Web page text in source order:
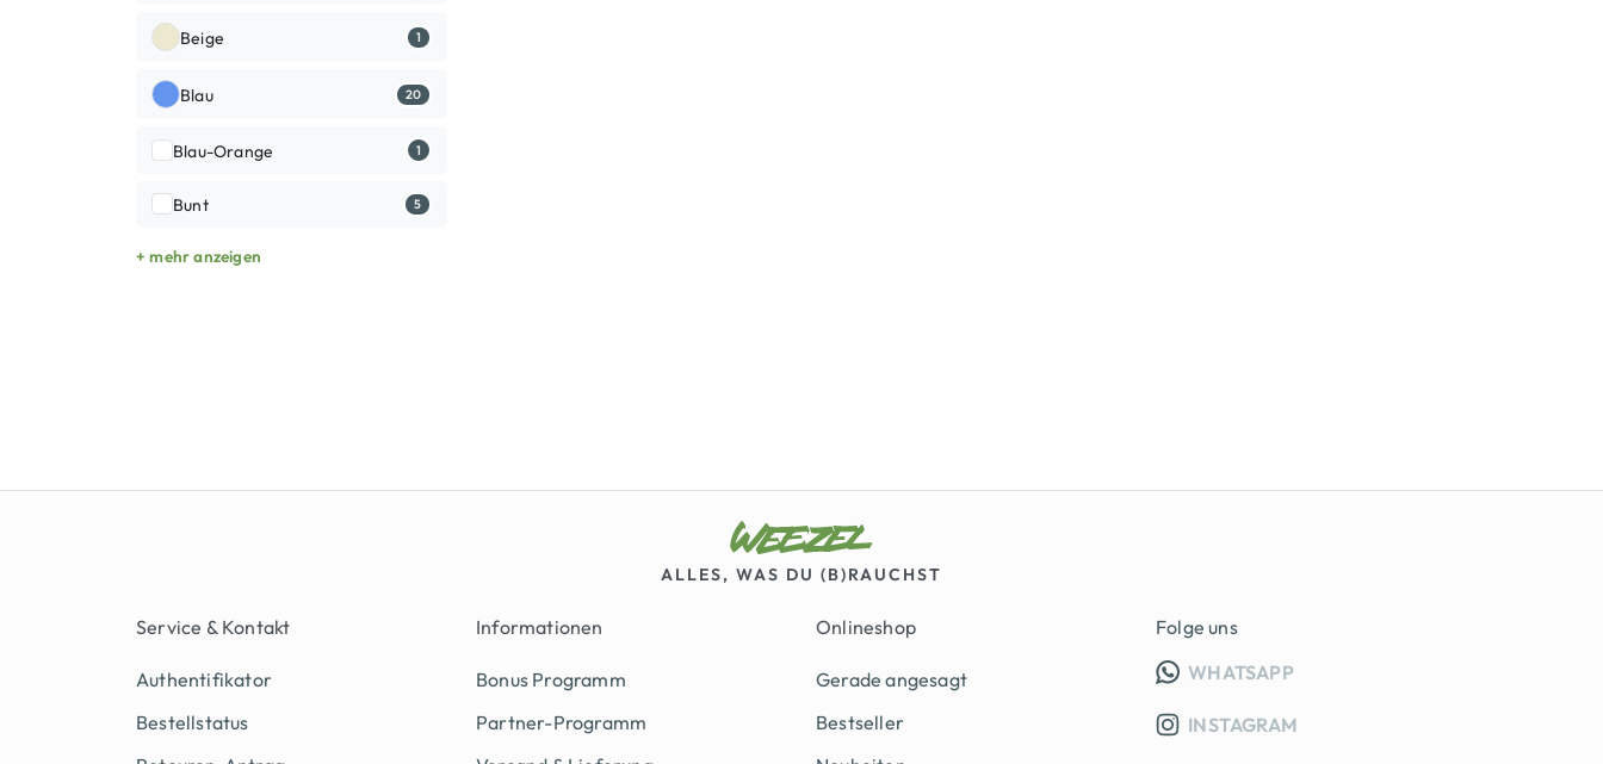
Beige 1
Blau 20
Blau-Orange 1
Bunt 5
+ mehr anzeigen
ALLES, WAS DU (B)RAUCHST
Service & Kontakt
Authentifikator
Bestellstatus
Informationen
Bonus Programm
Partner-Programm
Onlineshop
Gerade angesagt
Bestseller
Folge uns
WHATSAPPINFO GRUPPE (OEFFNET IN
INSTAGRAM